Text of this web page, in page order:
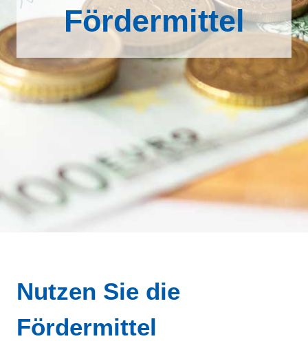
Fördermittel
Nutzen Sie die
Fördermittel